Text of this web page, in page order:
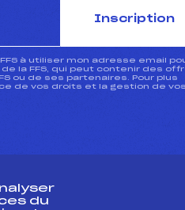
Inscription
à utiliser mon adresse email
la FFS, qui peut contenir des
ou de ses partenaires. Pour plus
de vos droits et la gestion de vos
du